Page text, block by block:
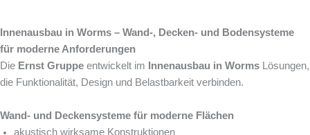
Innenausbau in Worms – Wand-, Decken- und Bodensysteme
für moderne Anforderungen
Die Ernst Gruppe entwickelt im Innenausbau in Worms Lösungen,
die Funktionalität, Design und Belastbarkeit verbinden.
Wand- und Deckensysteme für moderne Flächen
akustisch wirksame Konstruktionen